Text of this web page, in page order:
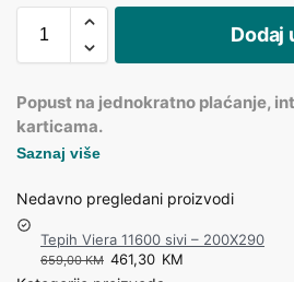
Dodaj
Popust na jednokratno plaćanje,
karticama.
Saznaj više
Nedavno pregledani proizvodi
Tepih Viera 11600 sivi – 200X290
659,00KM 461,30 KM